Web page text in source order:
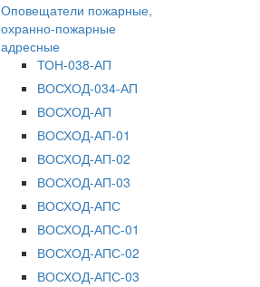
Оповещатели пожарные,
охранно-пожарные
адресные
ТОН-038-АП
ВОСХОД-034-АП
ВОСХОД-АП
ВОСХОД-АП-01
ВОСХОД-АП-02
ВОСХОД-АП-03
ВОСХОД-АПС
ВОСХОД-АПС-01
ВОСХОД-АПС-02
ВОСХОД-АПС-03